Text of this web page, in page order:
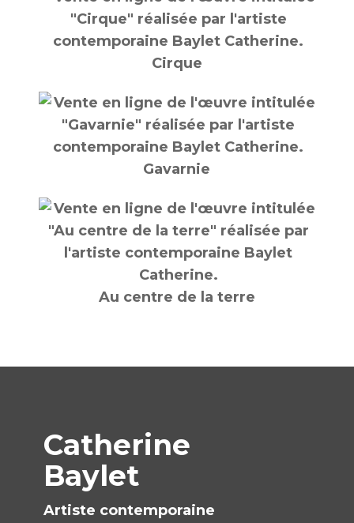
Cirque
Gavarnie
Au centre de la terre
Catherine
Baylet
Artiste contemporaine